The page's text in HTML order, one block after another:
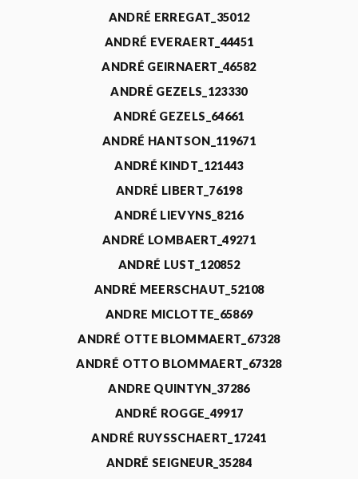
ANDRÉ ERREGAT_35012
ANDRÉ EVERAERT_44451
ANDRÉ GEIRNAERT_46582
ANDRÉ GEZELS_123330
ANDRÉ GEZELS_64661
ANDRÉ HANTSON_119671
ANDRÉ KINDT_121443
ANDRÉ LIBERT_76198
ANDRÉ LIEVYNS_8216
ANDRÉ LOMBAERT_49271
ANDRÉ LUST_120852
ANDRÉ MEERSCHAUT_52108
ANDRE MICLOTTE_65869
ANDRÉ OTTE BLOMMAERT_67328
ANDRÉ OTTO BLOMMAERT_67328
ANDRE QUINTYN_37286
ANDRÉ ROGGE_49917
ANDRÉ RUYSSCHAERT_17241
ANDRÉ SEIGNEUR_35284